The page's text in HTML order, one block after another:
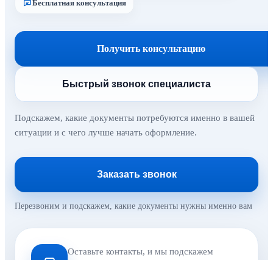
Бесплатная консультация
Получить консультацию
Быстрый звонок специалиста
Подскажем, какие документы потребуются именно в вашей
ситуации и с чего лучше начать оформление.
Заказать звонок
Перезвоним и подскажем, какие документы нужны именно вам
Оставьте контакты, и мы подскажем